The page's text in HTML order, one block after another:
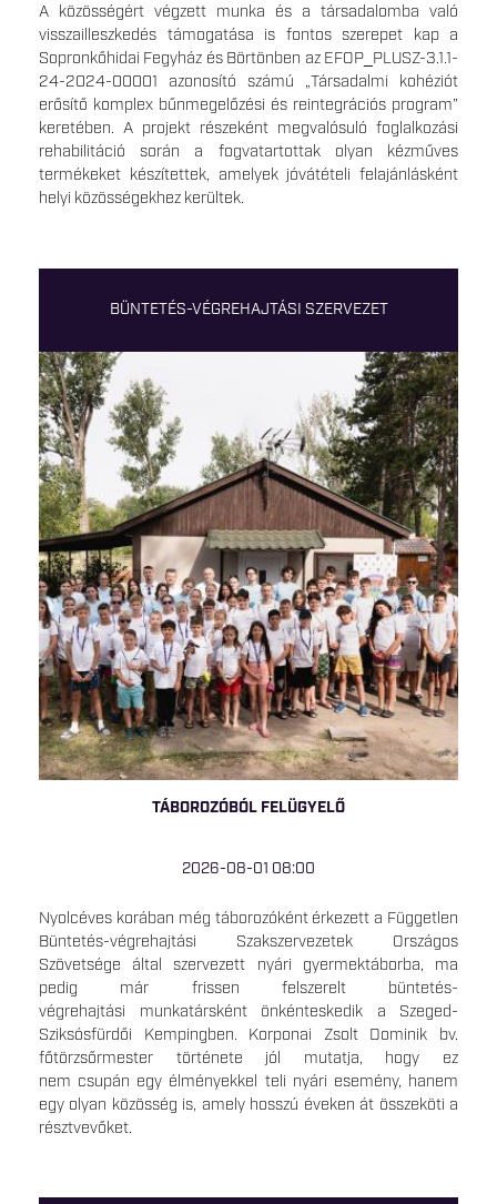
A közösségért végzett munka és a társadalomba való
visszailleszkedés támogatása is fontos szerepet kap a
Sopronkőhidai Fegyház és Börtönben az EFOP_PLUSZ-3.1.1-
24-2024-00001 azonosító számú „Társadalmi kohéziót
erősítő komplex bűnmegelőzési és reintegrációs program”
keretében. A projekt részeként megvalósuló foglalkozási
rehabilitáció során a fogvatartottak olyan kézműves
termékeket készítettek, amelyek jóvátételi felajánlásként
helyi közösségekhez kerültek.
BÜNTETÉS-VÉGREHAJTÁSI SZERVEZET
TÁBOROZÓBÓL FELÜGYELŐ
2026-08-01 08:00
Nyolcéves korában még táborozóként érkezett a Független
Büntetés-végrehajtási Szakszervezetek Országos
Szövetsége által szervezett nyári gyermektáborba, ma
pedig már frissen felszerelt büntetés-
végrehajtási munkatársként önkénteskedik a Szeged-
Sziksósfürdői Kempingben. Korponai Zsolt Dominik bv.
főtörzsőrmester története jól mutatja, hogy ez
nem csupán egy élményekkel teli nyári esemény, hanem
egy olyan közösség is, amely hosszú éveken át összeköti a
résztvevőket.